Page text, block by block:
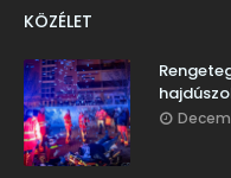
KÖZÉLET